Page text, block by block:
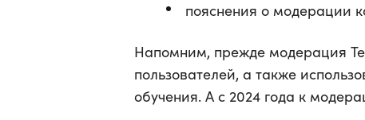
пояснения о модерации
Напомним, прежде модерация
пользователей, а также
обучения. А с 2024 года к